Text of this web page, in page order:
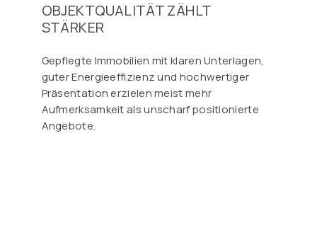
OBJEKTQUALITÄT ZÄHLT
STÄRKER
Gepflegte Immobilien mit klaren Unterlagen,
guter Energieeffizienz und hochwertiger
Präsentation erzielen meist mehr
Aufmerksamkeit als unscharf positionierte
Angebote.